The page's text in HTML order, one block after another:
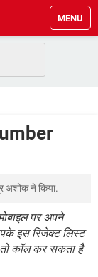
MENU
यूज करें
डाउनलोड
अशोकने किया.
पर अपने
इस रिजेक्ट लिस्ट
तो कॉल कर सकता है